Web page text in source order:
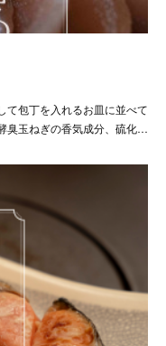
て包丁を入れるお皿に並べて
臭玉ねぎの香気成分、硫化…